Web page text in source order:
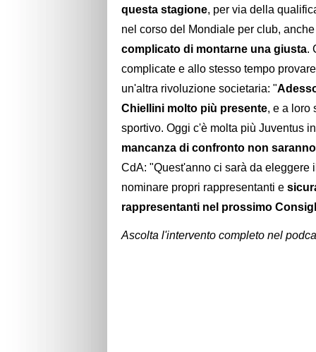
questa stagione, per via della
nel corso del Mondiale per club,
complicato di montarne una giusta.
complicate e allo stesso tempo
un'altra rivoluzione societaria: "
Chiellini molto più presente, e a loro
sportivo. Oggi c'è molta più Juventus
mancanza di confronto non
CdA: "Quest'anno ci sarà da
nominare propri rappresentanti e
rappresentanti nel prossimo
Ascolta l'intervento completo nel